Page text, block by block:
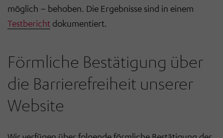
möglich – behoben. Die Ergebnisse sind in einem
Testbericht dokumentiert.
Förmliche Bestätigung über
die Barrierefreiheit unserer
Website